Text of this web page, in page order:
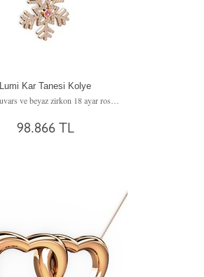
Lumi Kar Tanesi Kolye
98.866 TL